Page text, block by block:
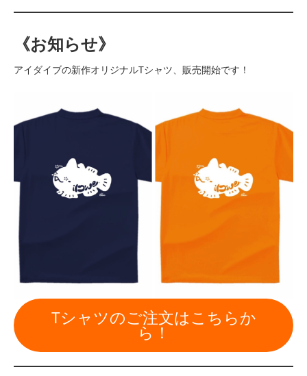
《お知らせ》
アイダイブの新作オリジナルTシャツ、販売開始です！
Tシャツのご注文はこちらか
ら！